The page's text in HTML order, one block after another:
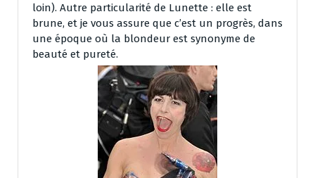
loin). Autre particularité de Lunette : elle est
brune, et je vous assure que c’est un progrès, dans
une époque où la blondeur est synonyme de
beauté et pureté.